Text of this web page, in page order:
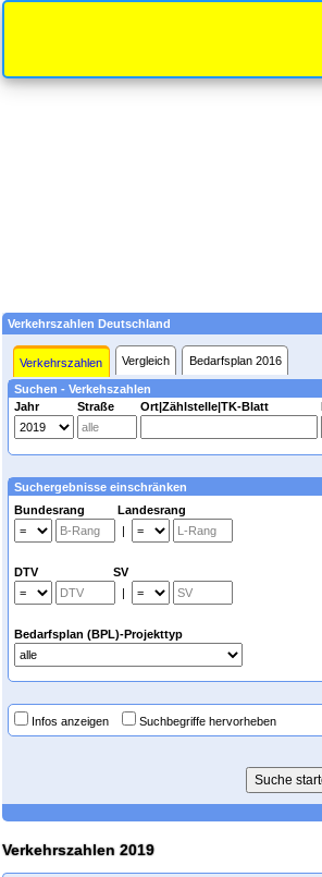
Verkehrszahlen Deutschland
Verkehrszahlen Vergleich Bedarfsplan 2016
Suchen - Verkehszahlen
Jahr
Straße Ort|Zählstelle|TK-Blatt
Suchergebnisse einschränken
Bundesrang Landesrang
|
DTV SV
|
Bedarfsplan (BPL)-Projekttyp
Infos anzeigen Suchbegriffe hervorheben
Verkehrszahlen 2019